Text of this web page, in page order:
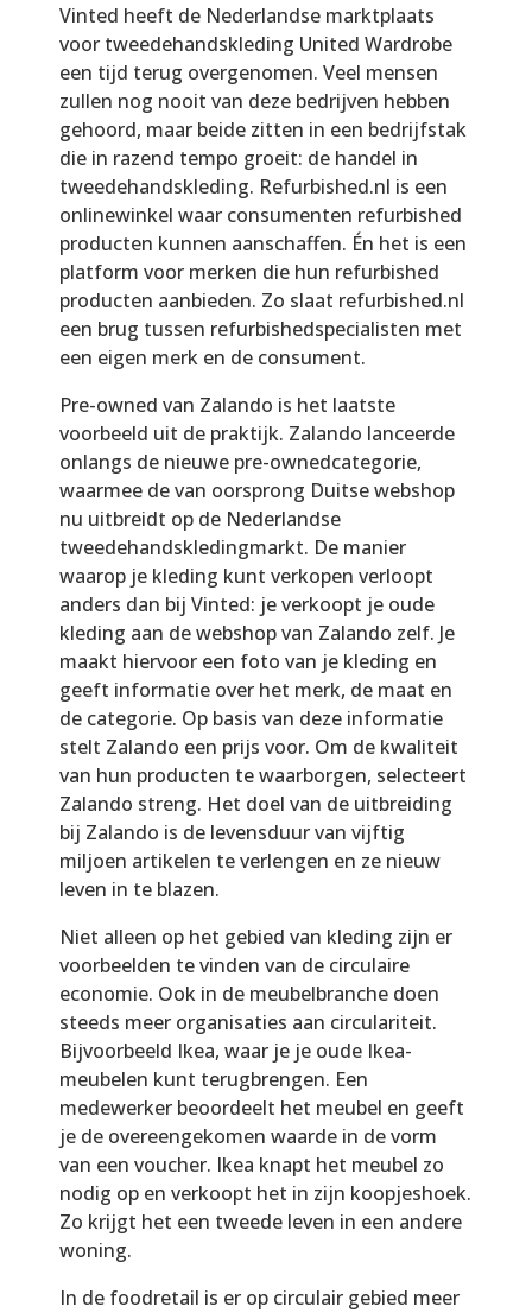
Vinted heeft de Nederlandse marktplaats
voor tweedehandskleding United Wardrobe
een tijd terug overgenomen. Veel mensen
zullen nog nooit van deze bedrijven hebben
gehoord, maar beide zitten in een bedrijfstak
die in razend tempo groeit: de handel in
tweedehandskleding. Refurbished.nl is een
onlinewinkel waar consumenten refurbished
producten kunnen aanschaffen. Én het is een
platform voor merken die hun refurbished
producten aanbieden. Zo slaat refurbished.nl
een brug tussen refurbishedspecialisten met
een eigen merk en de consument.
Pre-owned van Zalando is het laatste
voorbeeld uit de praktijk. Zalando lanceerde
onlangs de nieuwe pre-ownedcategorie,
waarmee de van oorsprong Duitse webshop
nu uitbreidt op de Nederlandse
tweedehandskledingmarkt. De manier
waarop je kleding kunt verkopen verloopt
anders dan bij Vinted: je verkoopt je oude
kleding aan de webshop van Zalando zelf. Je
maakt hiervoor een foto van je kleding en
geeft informatie over het merk, de maat en
de categorie. Op basis van deze informatie
stelt Zalando een prijs voor. Om de kwaliteit
van hun producten te waarborgen, selecteert
Zalando streng. Het doel van de uitbreiding
bij Zalando is de levensduur van vijftig
miljoen artikelen te verlengen en ze nieuw
leven in te blazen.
Niet alleen op het gebied van kleding zijn er
voorbeelden te vinden van de circulaire
economie. Ook in de meubelbranche doen
steeds meer organisaties aan circulariteit.
Bijvoorbeeld Ikea, waar je je oude Ikea-
meubelen kunt terugbrengen. Een
medewerker beoordeelt het meubel en geeft
je de overeengekomen waarde in de vorm
van een voucher. Ikea knapt het meubel zo
nodig op en verkoopt het in zijn koopjeshoek.
Zo krijgt het een tweede leven in een andere
woning.
In de foodretail is er op circulair gebied meer